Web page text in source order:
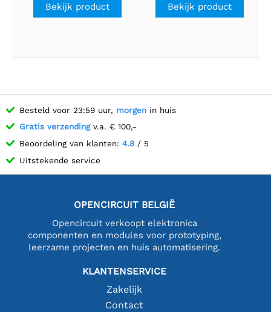
Bekijk product Bekijk product
Besteld voor 23:59 uur, morgen in huis
Gratis verzendingv.a. € 100,-
Beoordeling van klanten: 4.8 / 5
Uitstekende service
OPENCIRCUIT BELGIË
Opencircuit verkoopt elektronica
componenten en modules voor prototyping,
leerzame projecten en huis automatisering.
KLANTENSERVICE
Zakelijk
Contact